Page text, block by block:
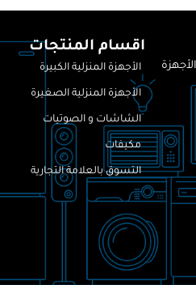
اقسام المنتجات
الأجهزة المنزلية الكبيرة
الأجهزة المنزلية الصغيرة
الشاشات و الصوتيات
مكيفات
التسوق بالعلامة التجارية